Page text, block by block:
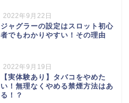
2022年9月22日
ジャグラーの設定はスロット初心
者でもわかりやすい！その理由
2022年9月19日
【実体験あり】タバコをやめた
い！無理なくやめる禁煙方法はあ
る！？